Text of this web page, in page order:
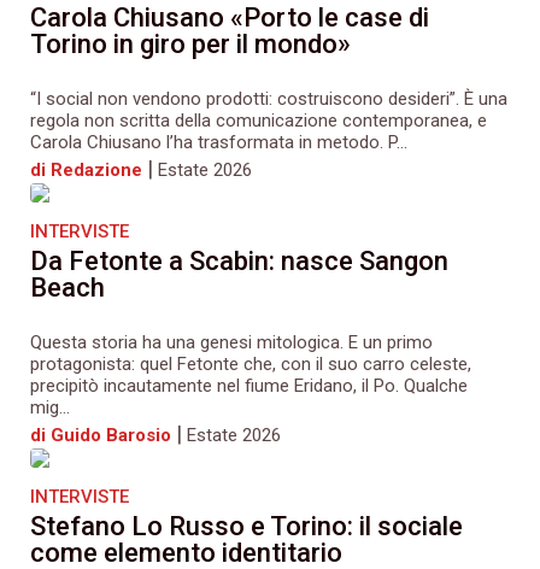
Carola Chiusano «Porto le case di
Torino in giro per il mondo»
“I social non vendono prodotti: costruiscono desideri”. È una
regola non scritta della comunicazione contemporanea, e
Carola Chiusano l’ha trasformata in metodo. P...
di Redazione | Estate 2026
INTERVISTE
Da Fetonte a Scabin: nasce Sangon
Beach
Questa storia ha una genesi mitologica. E un primo
protagonista: quel Fetonte che, con il suo carro celeste,
precipitò incautamente nel fiume Eridano, il Po. Qualche
mig...
di Guido Barosio | Estate 2026
INTERVISTE
Stefano Lo Russo e Torino: il sociale
come elemento identitario